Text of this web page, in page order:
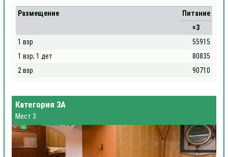
Размещение
Питание
×3
1 взр
55915
1 взр; 1 дет
80835
2 взр
90710
Категория 3А
Мест 3